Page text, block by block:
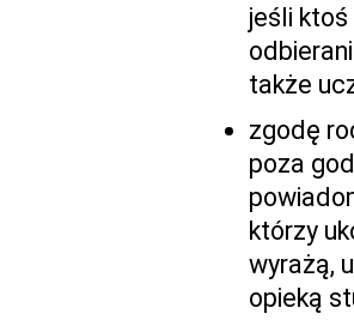
jeśli
także
zgodę
poza
którzy
wyrażą,
opieką